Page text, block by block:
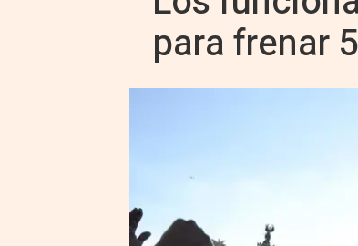
para frenar